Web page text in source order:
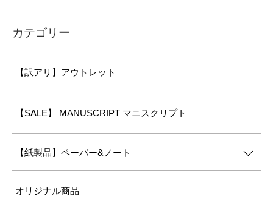
カテゴリー
【訳アリ】アウトレット
【SALE】 MANUSCRIPT マニスクリプト
【紙製品】ペーパー&ノート
オリジナル商品